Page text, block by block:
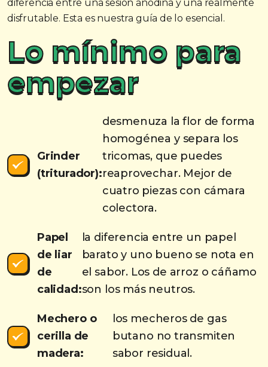
diferencia entre una sesión anodina y una realmente
disfrutable. Esta es nuestra guía de lo esencial.
Lo mínimo para
empezar
Grinder
(triturador):
desmenuza la flor de forma
homogénea y separa los
tricomas, que puedes
reaprovechar. Mejor de
cuatro piezas con cámara
colectora.
Papel
de liar
de
calidad:
la diferencia entre un papel
barato y uno bueno se nota en
el sabor. Los de arroz o cáñamo
son los más neutros.
Mechero o
cerilla de
madera:
los mecheros de gas
butano no transmiten
sabor residual.